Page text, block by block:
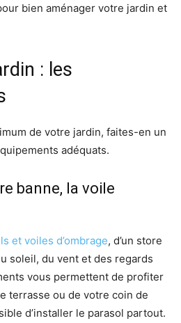
bien aménager votre jardin et
: les
de votre jardin, faites-en un
adéquats.
banne, la voile
et voiles d’ombrage, d’un store
soleil, du vent et des regards
vous permettent de profiter
terrasse ou de votre coin de
d’installer le parasol partout.